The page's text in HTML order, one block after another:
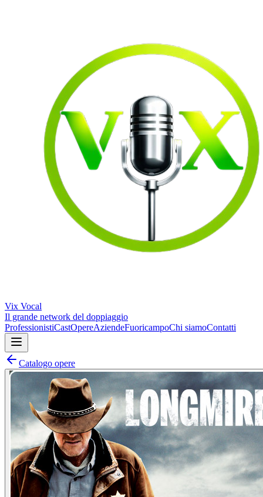
Vix Vocal
Il grande network del doppiaggio
ProfessionistiCastOpereAziendeFuoricampoChi siamoContatti
Catalogo opere